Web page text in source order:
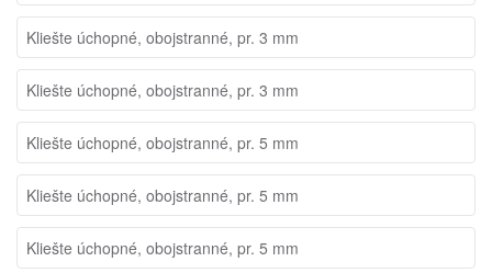
Kliešte úchopné, obojstranné, pr. 3 mm
Kliešte úchopné, obojstranné, pr. 3 mm
Kliešte úchopné, obojstranné, pr. 5 mm
Kliešte úchopné, obojstranné, pr. 5 mm
Kliešte úchopné, obojstranné, pr. 5 mm